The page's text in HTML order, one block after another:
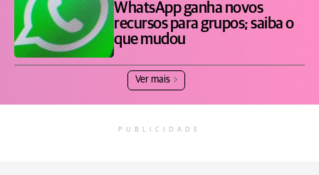
WhatsApp ganha novos
recursos para grupos; saiba o
que mudou
Ver mais
PUBLICIDADE